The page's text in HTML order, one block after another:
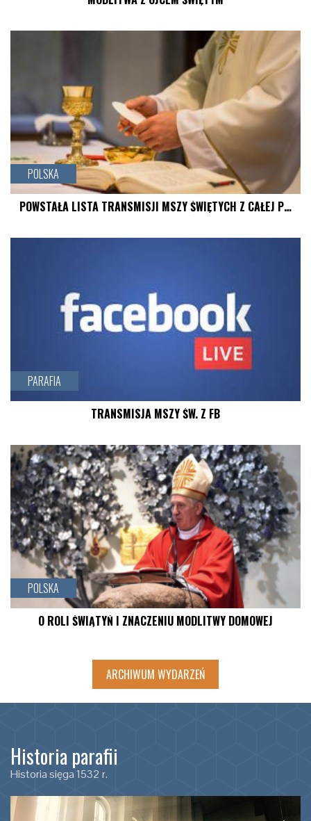
POLSKA
czytaj więcej
POWSTAŁA LISTA TRANSMISJI MSZY ŚWIĘTYCH Z CAŁEJ P…
PARAFIA
czytaj więcej
TRANSMISJA MSZY ŚW. Z FB
POLSKA
czytaj więcej
O ROLI ŚWIĄTYŃ I ZNACZENIU MODLITWY DOMOWEJ
ARCHIWUM WYDARZEŃ
Historia parafii
Historia sięga 1532 r.